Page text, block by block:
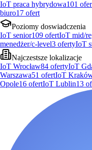
IoT praca hybrydowa101
biuro17 ofert
Poziomy doswiadczenia
IoT senior109 ofertIoT mid/
menedżer/c-level3 ofertyIoT
Najczestsze lokalizacje
IoT Wrocław84 ofertyIoT
Warszawa51 ofertIoT
Opole16 ofertIoT Lublin13